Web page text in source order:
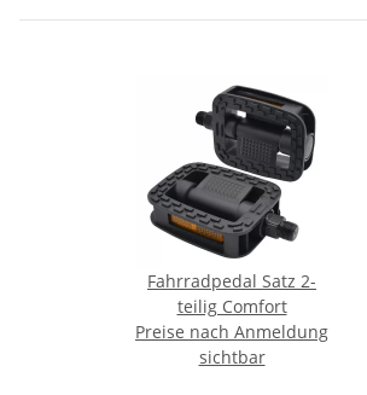
Fahrradpedal Satz 2-
teilig Comfort
Preise nach Anmeldung
sichtbar